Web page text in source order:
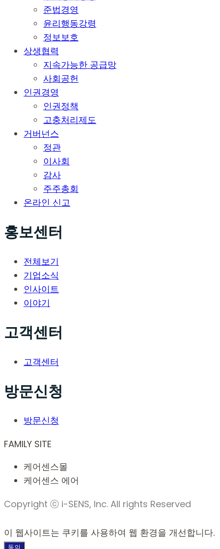
준법경영
윤리행동강령
정보보호
상생협력
지속가능한 공급망
사회공헌
인권경영
인권정책
고충처리제도
거버넌스
정관
이사회
감사
주주총회
온라인 신고
홍보센터
전체보기
기업소식
인사이트
이야기
고객센터
고객센터
방문신청
방문신청
FAMILY SITE
케어센스몰
케어센스 에어
Copyright ⓒ i-SENS, Inc. All rights Reserved
이 웹사이트는 쿠키를 사용하여 웹 환경을 개선합니다.
동의